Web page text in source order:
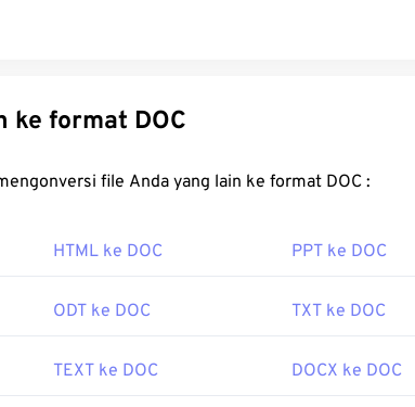
Konversi file lain ke format DOC
FreeConvert.com dapat mengonversi file Anda yang lain ke format DOC :
HTML ke DOC PPT ke DOC
ODT ke DOC TXT ke DOC
TEXT ke DOC DOCX ke DOC